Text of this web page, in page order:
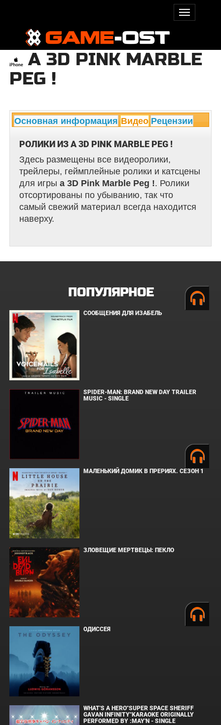
A 3D PINK MARBLE
PEG !
Основная информация Видео Рецензии
РОЛИКИ ИЗ A 3D PINK MARBLE PEG !
Здесь размещены все видеоролики,
трейлеры, геймплейные ролики и катсцены
для игры a 3D Pink Marble Peg !. Ролики
отсортированы по убыванию, так что
самый свежий материал всегда находится
наверху.
ПОПУЛЯРНОЕ
СООБЩЕНИЯ ДЛЯ ИЗАБЕЛЬ
SPIDER-MAN: BRAND NEW DAY TRAILER
MUSIC - SINGLE
МАЛЕНЬКИЙ ДОМИК В ПРЕРИЯХ. СЕЗОН 1
ЗЛОВЕЩИЕ МЕРТВЕЦЫ: ПЕКЛО
ОДИССЕЯ
WHAT'S A HERO"SUPER SPACE SHERIFF
GAVAN INFINITY"KARAOKE ORIGINALLY
PERFORMED BY :MAY'N - SINGLE